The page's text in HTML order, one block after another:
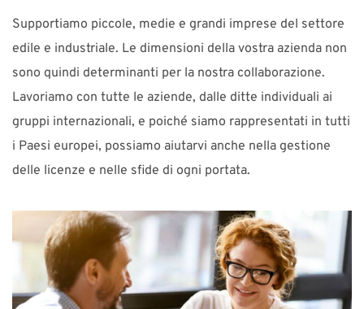
Supportiamo piccole, medie e grandi imprese del settore
edile e industriale. Le dimensioni della vostra azienda non
sono quindi determinanti per la nostra collaborazione.
Lavoriamo con tutte le aziende, dalle ditte individuali ai
gruppi internazionali, e poiché siamo rappresentati in tutti
i Paesi europei, possiamo aiutarvi anche nella gestione
delle licenze e nelle sfide di ogni portata.